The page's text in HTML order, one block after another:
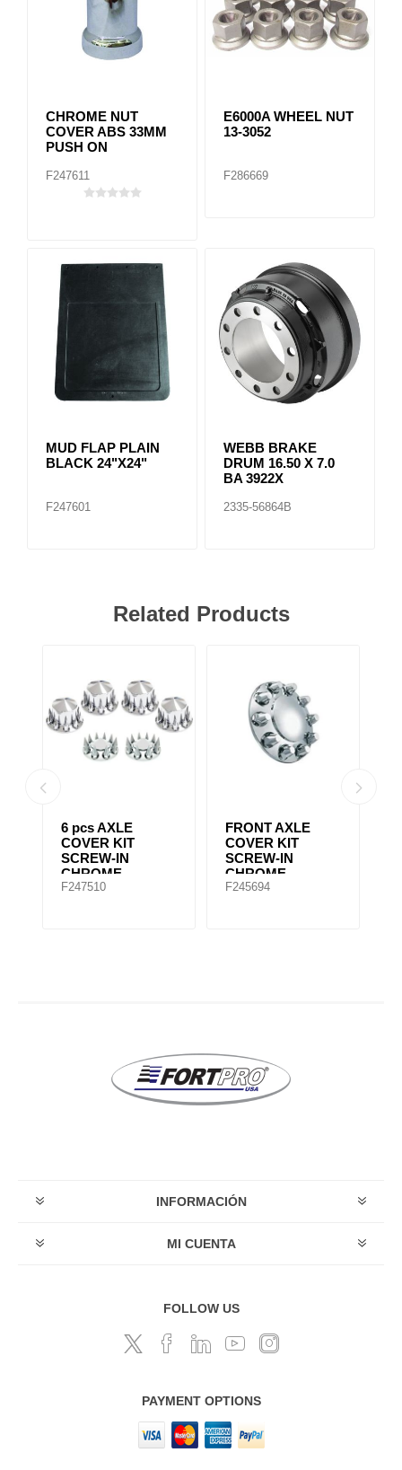
CHROME NUT
COVER ABS 33MM
PUSH ON
F247611
E6000A WHEEL NUT
13-3052
F286669
MUD FLAP PLAIN
BLACK 24"X24"
F247601
WEBB BRAKE
DRUM 16.50 X 7.0
BA 3922X
2335-56864B
Related Products
6 pcs AXLE
COVER KIT
SCREW-IN
CHROME
POINTED STYLE
F247510
FRONT AXLE
COVER KIT
SCREW-IN
CHROME
F245694
INFORMACIÓN
MI CUENTA
FOLLOW US
PAYMENT OPTIONS